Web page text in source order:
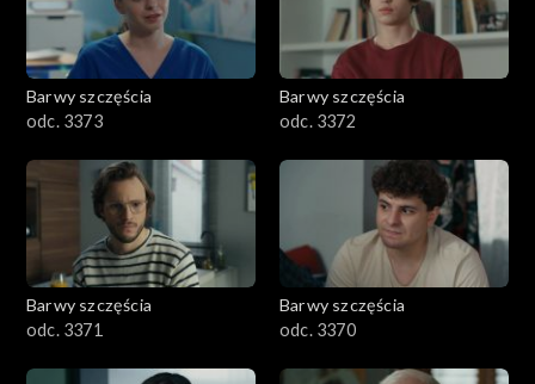
Barwy szczęścia
odc. 3373
Barwy szczęścia
odc. 3372
Barwy szczęścia
odc. 3371
Barwy szczęścia
odc. 3370